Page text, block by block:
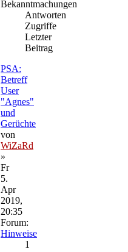
Bekanntmachungen
Antworten
Zugriffe
Letzter
Beitrag
PSA:
Betreff
User
"Agnes"
und
Gerüchte
von
WiZaRd
»
Fr
5.
Apr
2019,
20:35
Forum:
Hinweise
1